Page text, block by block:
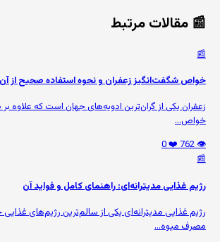
📰 مقالات مرتبط
📰
خواص شگفت‌انگیز زعفران و نحوه استفاده صحیح از آن
زعفران یکی از گران‌ترین ادویه‌های جهان است که علاوه
خواص...
👁️ 762
❤️ 0
📰
رژیم غذایی مدیترانه‌ای: راهنمای کامل و فواید آن
رژیم غذایی مدیترانه‌ای یکی از سالم‌ترین رژیم‌های
مصرف میوه‌...